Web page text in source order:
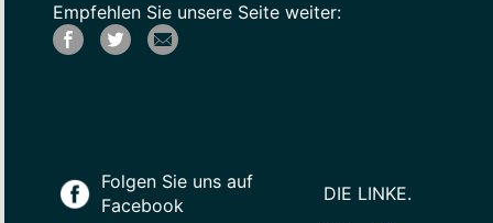
Empfehlen Sie unsere Seite weiter:
Folgen Sie uns auf
Facebook
DIE LINKE.